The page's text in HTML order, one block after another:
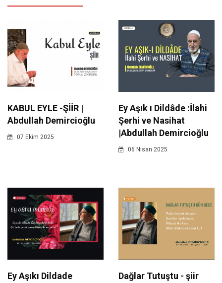
KABUL EYLE -ŞİİR |
Abdullah Demircioğlu
07 Ekim 2025
Ey Aşık ı Dildâde :İlahi
Şerhi ve Nasihat
|Abdullah Demircioğlu
06 Nisan 2025
Ey Aşıkı Dildade Dağlar Tutuştu - şiir